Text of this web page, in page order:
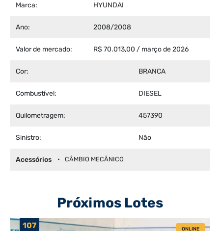
Marca: HYUNDAI
Ano: 2008/2008
Valor de mercado: R$ 70.013,00 / março de 2026
Cor: BRANCA
Combustível: DIESEL
Quilometragem: 457390
Sinistro: Não
Acessórios CÂMBIO MECÂNICO
Próximos Lotes
107 ONLINE